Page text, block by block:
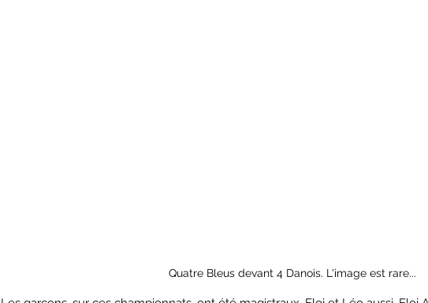
Quatre Bleus devant 4 Danois. L'image est rare...